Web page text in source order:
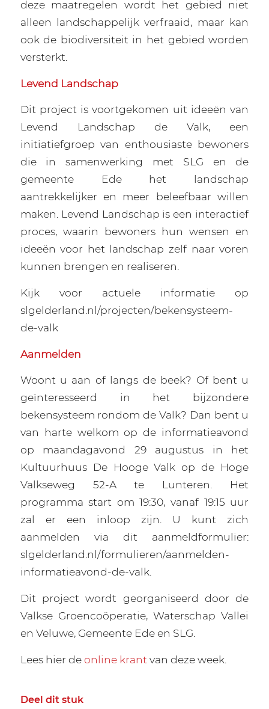
deze maatregelen wordt het gebied niet
alleen landschappelijk verfraaid, maar kan
ook de biodiversiteit in het gebied worden
versterkt.
Levend Landschap
Dit project is voortgekomen uit ideeën van
Levend Landschap de Valk, een
initiatiefgroep van enthousiaste bewoners
die in samenwerking met SLG en de
gemeente Ede het landschap
aantrekkelijker en meer beleefbaar willen
maken. Levend Landschap is een interactief
proces, waarin bewoners hun wensen en
ideeën voor het landschap zelf naar voren
kunnen brengen en realiseren.
Kijk voor actuele informatie op
slgelderland.nl/projecten/bekensysteem-
de-valk
Aanmelden
Woont u aan of langs de beek? Of bent u
geïnteresseerd in het bijzondere
bekensysteem rondom de Valk? Dan bent u
van harte welkom op de informatieavond
op maandagavond 29 augustus in het
Kultuurhuus De Hooge Valk op de Hoge
Valkseweg 52-A te Lunteren. Het
programma start om 19:30, vanaf 19:15 uur
zal er een inloop zijn. U kunt zich
aanmelden via dit aanmeldformulier:
slgelderland.nl/formulieren/aanmelden-
informatieavond-de-valk.
Dit project wordt georganiseerd door de
Valkse Groencoöperatie, Waterschap Vallei
en Veluwe, Gemeente Ede en SLG.
Lees hier deonline krant van deze week.
Deel dit stuk